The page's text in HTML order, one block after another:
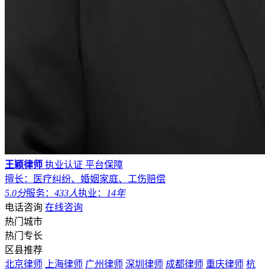
王颖律师 执业认证 平台保障
擅长：医疗纠纷、婚姻家庭、工伤赔偿
5.0分服务： 433人执业：
14年
电话咨询 在线咨询
热门城市
热门专长
区县推荐
北京律师
上海律师 广州律师 深圳律师 成都律师 重庆律师 杭